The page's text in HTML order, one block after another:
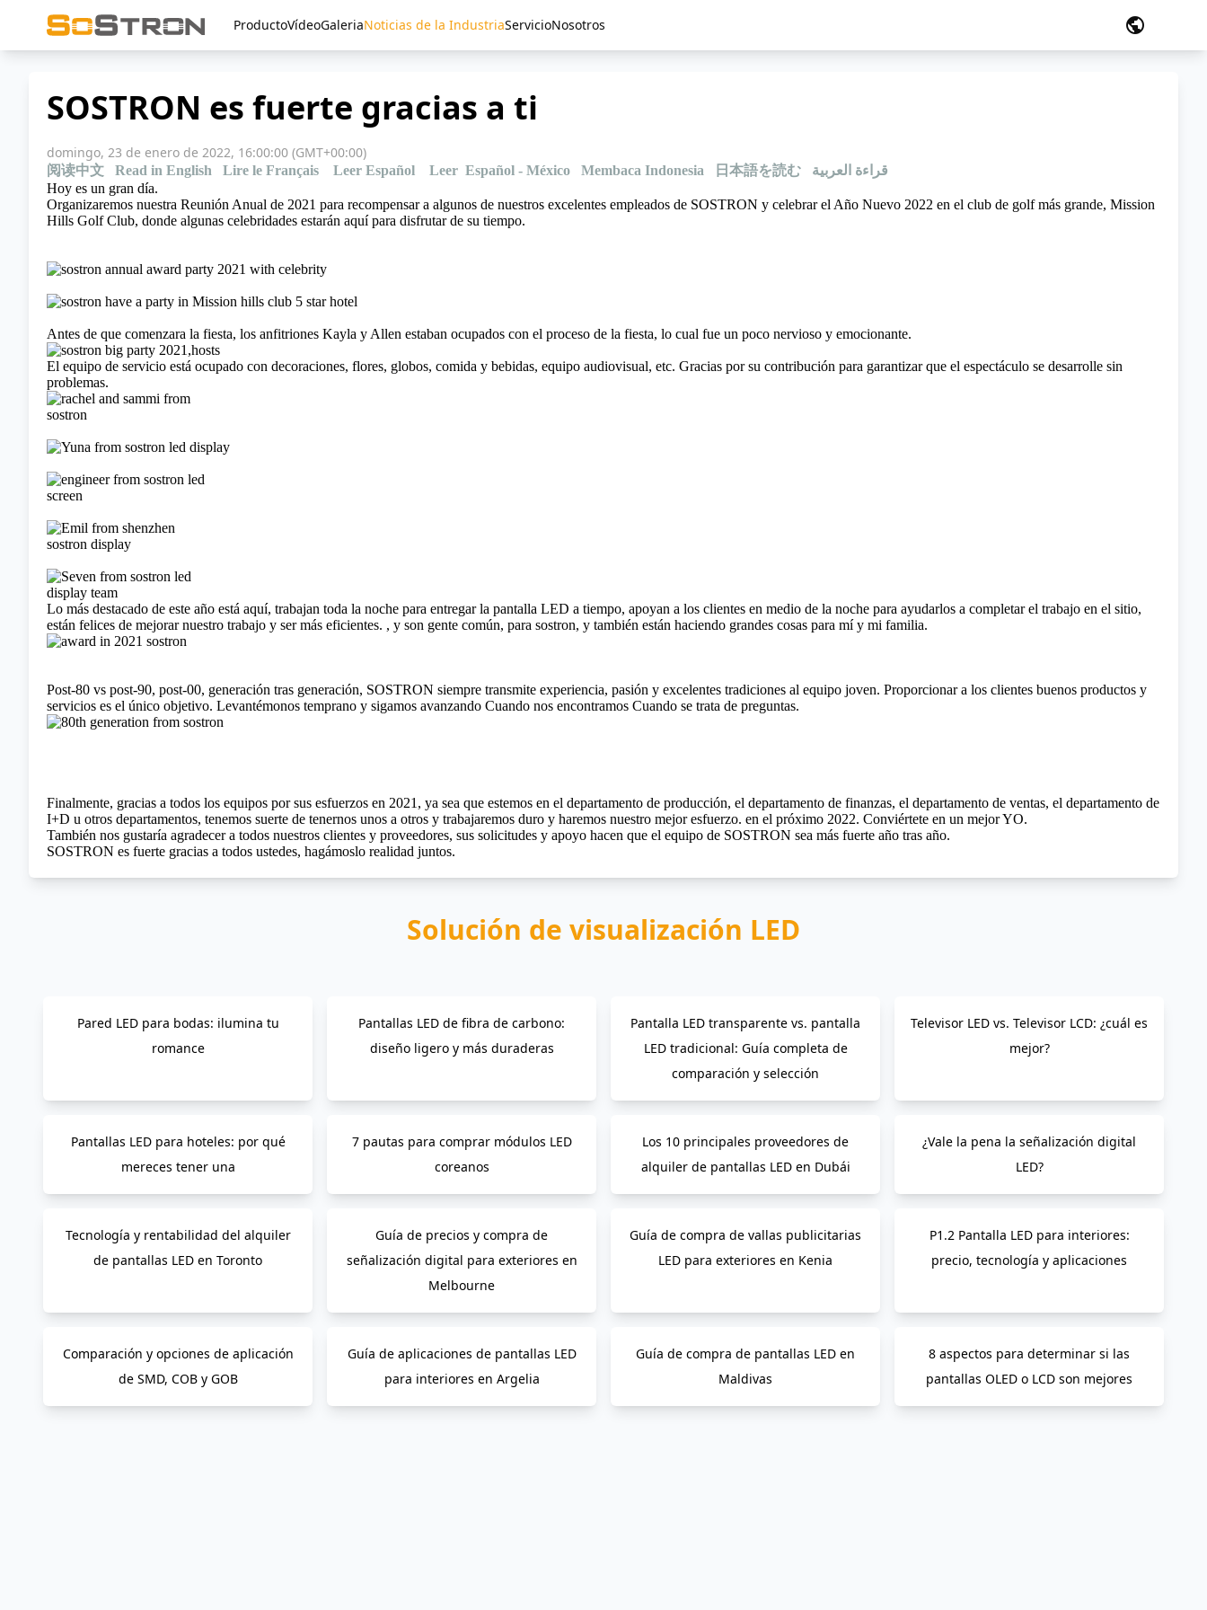
ProductoVídeoGaleriaNoticias de la IndustriaServicioNosotros public
SOSTRON es fuerte gracias a ti
domingo, 23 de enero de 2022, 16:00:00 (GMT+00:00)
阅读中文 Read in English Lire le Français Leer Español Leer Español - México Membaca Indonesia 日本語を読む
قراءة العربية
Hoy es un gran día.
Organizaremos nuestra Reunión Anual de 2021 para recompensar a algunos de nuestros excelentes empleados de SOSTRON y celebrar el Año Nuevo 2022 en el club de golf más grande, Mission
Hills Golf Club, donde algunas celebridades estarán aquí para disfrutar de su tiempo.
Antes de que comenzara la fiesta, los anfitriones Kayla y Allen estaban ocupados con el proceso de la fiesta, lo cual fue un poco nervioso y emocionante.
El equipo de servicio está ocupado con decoraciones, flores, globos, comida y bebidas, equipo audiovisual, etc. Gracias por su contribución para garantizar que el espectáculo se desarrolle sin
problemas.
Lo más destacado de este año está aquí, trabajan toda la noche para entregar la pantalla LED a tiempo, apoyan a los clientes en medio de la noche para ayudarlos a completar el trabajo en el sitio,
están felices de mejorar nuestro trabajo y ser más eficientes. , y son gente común, para sostron, y también están haciendo grandes cosas para mí y mi familia.
Post-80 vs post-90, post-00, generación tras generación, SOSTRON siempre transmite experiencia, pasión y excelentes tradiciones al equipo joven. Proporcionar a los clientes buenos productos y
servicios es el único objetivo. Levantémonos temprano y sigamos avanzando Cuando nos encontramos Cuando se trata de preguntas.
Finalmente, gracias a todos los equipos por sus esfuerzos en 2021, ya sea que estemos en el departamento de producción, el departamento de finanzas, el departamento de ventas, el departamento de
I+D u otros departamentos, tenemos suerte de tenernos unos a otros y trabajaremos duro y haremos nuestro mejor esfuerzo. en el próximo 2022. Conviértete en un mejor YO.
También nos gustaría agradecer a todos nuestros clientes y proveedores, sus solicitudes y apoyo hacen que el equipo de SOSTRON sea más fuerte año tras año.
SOSTRON es fuerte gracias a todos ustedes, hagámoslo realidad juntos.
Solución de visualización LED
Pared LED para bodas: ilumina tu
romance
Pantallas LED de fibra de carbono:
diseño ligero y más duraderas
Pantalla LED transparente vs. pantalla
LED tradicional: Guía completa de
comparación y selección
Televisor LED vs. Televisor LCD: ¿cuál es
mejor?
Pantallas LED para hoteles: por qué
mereces tener una
7 pautas para comprar módulos LED
coreanos
Los 10 principales proveedores de
alquiler de pantallas LED en Dubái
¿Vale la pena la señalización digital
LED?
Tecnología y rentabilidad del alquiler
de pantallas LED en Toronto
Guía de precios y compra de
señalización digital para exteriores en
Melbourne
Guía de compra de vallas publicitarias
LED para exteriores en Kenia
P1.2 Pantalla LED para interiores:
precio, tecnología y aplicaciones
Comparación y opciones de aplicación
de SMD, COB y GOB
Guía de aplicaciones de pantallas LED
para interiores en Argelia
Guía de compra de pantallas LED en
Maldivas
8 aspectos para determinar si las
pantallas OLED o LCD son mejores